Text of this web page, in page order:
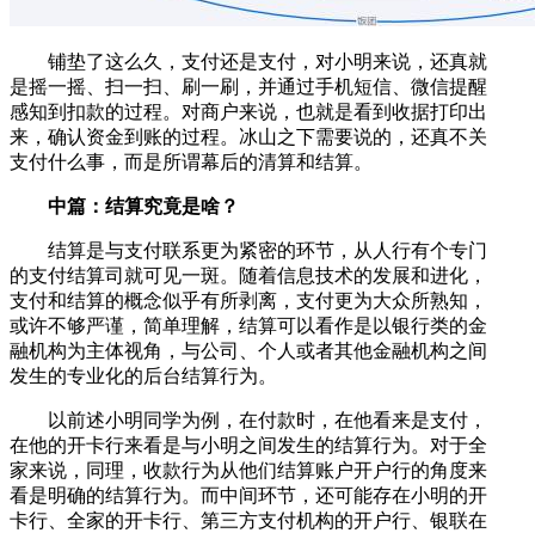
铺垫了这么久，支付还是支付，对小明来说，还真就
是摇一摇、扫一扫、刷一刷，并通过手机短信、微信提醒
感知到扣款的过程。对商户来说，也就是看到收据打印出
来，确认资金到账的过程。冰山之下需要说的，还真不关
支付什么事，而是所谓幕后的清算和结算。
中篇：结算究竟是啥？
结算是与支付联系更为紧密的环节，从人行有个专门
的支付结算司就可见一斑。随着信息技术的发展和进化，
支付和结算的概念似乎有所剥离，支付更为大众所熟知，
或许不够严谨，简单理解，结算可以看作是以银行类的金
融机构为主体视角，与公司、个人或者其他金融机构之间
发生的专业化的后台结算行为。
以前述小明同学为例，在付款时，在他看来是支付，
在他的开卡行来看是与小明之间发生的结算行为。对于全
家来说，同理，收款行为从他们结算账户开户行的角度来
看是明确的结算行为。而中间环节，还可能存在小明的开
卡行、全家的开卡行、第三方支付机构的开户行、银联在